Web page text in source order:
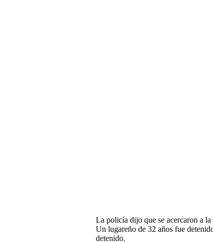
La policía dijo que se acercaron a
Un lugareño de 32 años fue
detenido.